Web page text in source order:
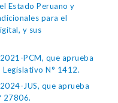
Estado Peruano y
para el
y sus
PCM, que aprueba
N° 1412.
JUS, que aprueba
27806.